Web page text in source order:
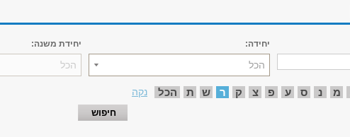
יחידה:
הכל
יחידת משנה:
הכל
מ נ ס ע פ צ ק ר ש ת הכל נקה